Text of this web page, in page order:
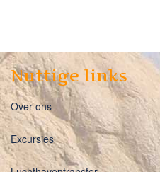
Nuttige links
Over ons
Excursies